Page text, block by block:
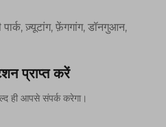
ज़्यूटांग, फ़ेंगगांग, डॉनगुआन,
प्राप्त करें
ही आपसे संपर्क करेगा।